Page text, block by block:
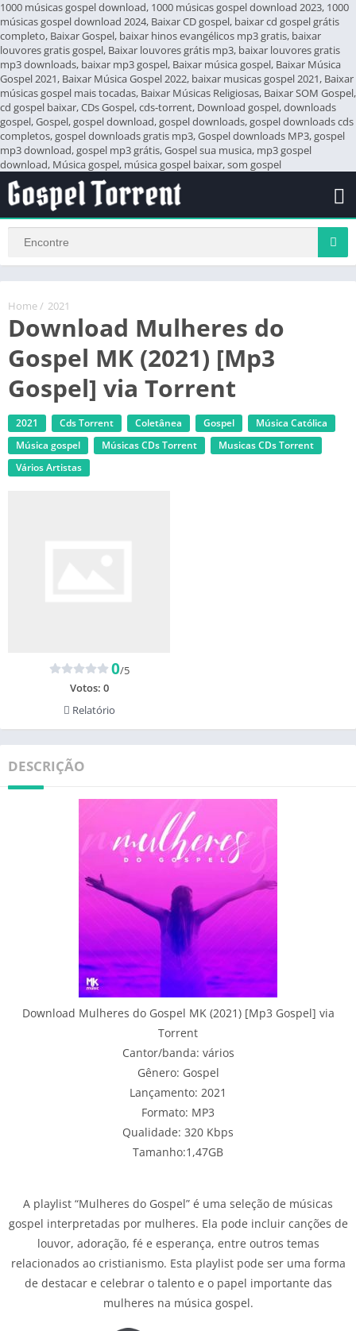
1000 músicas gospel download, 1000 músicas gospel download 2023, 1000
músicas gospel download 2024, Baixar CD gospel, baixar cd gospel grátis
completo, Baixar Gospel, baixar hinos evangélicos mp3 gratis, baixar
louvores gratis gospel, Baixar louvores grátis mp3, baixar louvores gratis
mp3 downloads, baixar mp3 gospel, Baixar música gospel, Baixar Música
Gospel 2021, Baixar Música Gospel 2022, baixar musicas gospel 2021, Baixar
músicas gospel mais tocadas, Baixar Músicas Religiosas, Baixar SOM Gospel,
cd gospel baixar, CDs Gospel, cds-torrent, Download gospel, downloads
gospel, Gospel, gospel download, gospel downloads, gospel downloads cds
completos, gospel downloads gratis mp3, Gospel downloads MP3, gospel
mp3 download, gospel mp3 grátis, Gospel sua musica, mp3 gospel
download, Música gospel, música gospel baixar, som gospel
Home / 2021
Download Mulheres do
Gospel MK (2021) [Mp3
Gospel] via Torrent
2021 Cds Torrent Coletânea Gospel
Música Católica
Música gospel
‎Músicas CDs Torrent
‎Musicas CDs Torrent
Vários Artistas
0/5
Votos: 0
Relatório
DESCRIÇÃO
Download Mulheres do Gospel MK (2021) [Mp3 Gospel] via
Torrent
Cantor/banda: vários
Gênero: Gospel
Lançamento: 2021
Formato: MP3
Qualidade: 320 Kbps
Tamanho:1,47GB
A playlist “Mulheres do Gospel” é uma seleção de músicas
gospel interpretadas por mulheres. Ela pode incluir canções de
louvor, adoração, fé e esperança, entre outros temas
relacionados ao cristianismo. Esta playlist pode ser uma forma
de destacar e celebrar o talento e o papel importante das
mulheres na música gospel.